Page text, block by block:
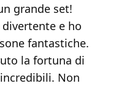
grande set!
divertente e ho
fantastiche.
la fortuna di
Non